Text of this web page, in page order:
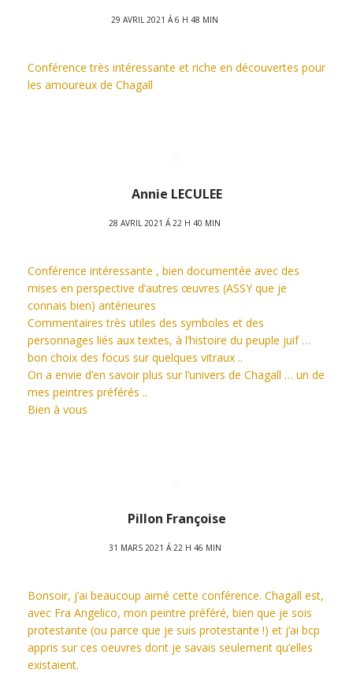
29 AVRIL 2021 Á 6 H 48 MIN
Conférence très intéressante et riche en découvertes pour
les amoureux de Chagall
Annie LECULEE
28 AVRIL 2021 Á 22 H 40 MIN
Conférence intéressante , bien documentée avec des
mises en perspective d’autres œuvres (ASSY que je
connais bien) antérieures
Commentaires très utiles des symboles et des
personnages liés aux textes, à l’histoire du peuple juif …
bon choix des focus sur quelques vitraux ..
On a envie d’en savoir plus sur l’univers de Chagall … un de
mes peintres préférés ..
Bien à vous
Pillon Françoise
31 MARS 2021 Á 22 H 46 MIN
Bonsoir, j’ai beaucoup aimé cette conférence. Chagall est,
avec Fra Angelico, mon peintre préféré, bien que je sois
protestante (ou parce que je suis protestante !) et j’ai bcp
appris sur ces oeuvres dont je savais seulement qu’elles
existaient.